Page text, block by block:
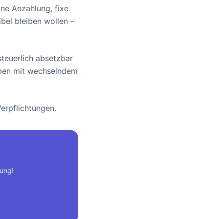
Anzahlung, fixe
bleiben wollen –
absetzbar
mit wechselndem